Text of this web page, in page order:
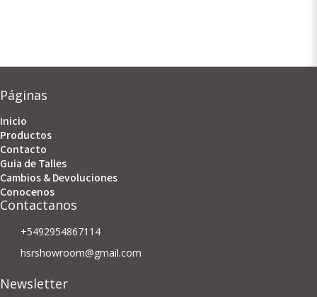
Páginas
Inicio
Productos
Contacto
Guia de Talles
Cambios & Devoluciones
Conocenos
Contactanos
+5492954867114
hsrshowroom@gmail.com
Newsletter